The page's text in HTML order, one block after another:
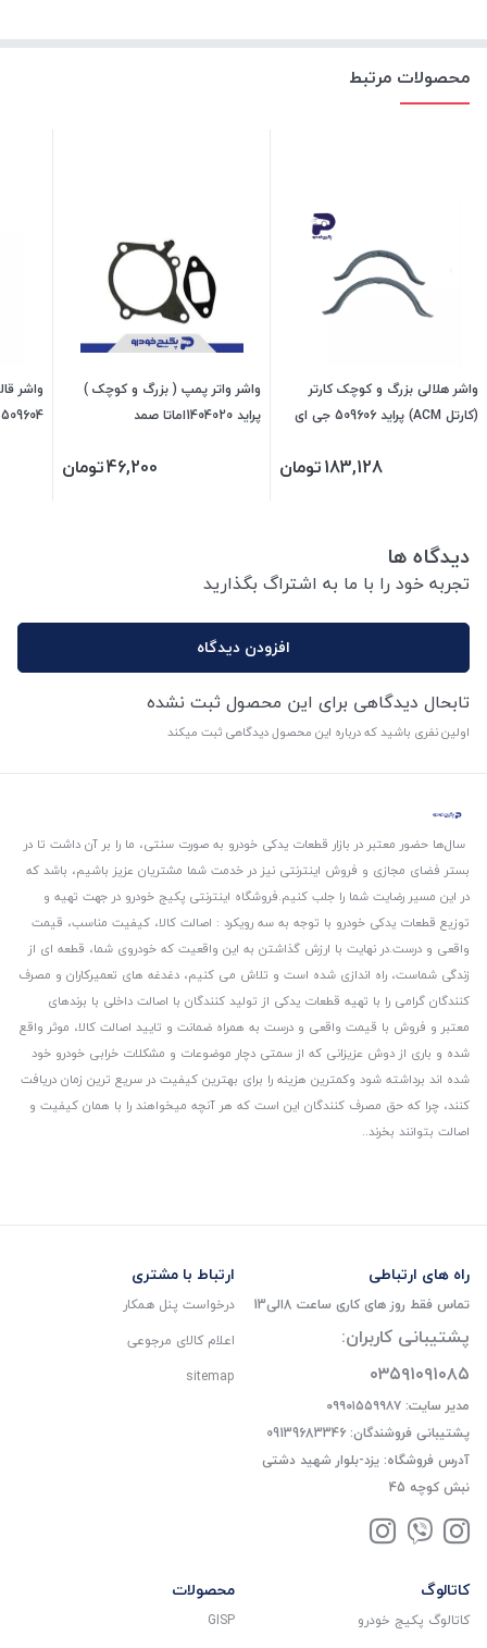
محصولات مرتبط
واشر هلالی بزرگ و کوچک کارتر
(کارتل ACM) پراید 509606 جی ای
183,128تومان
واشر واتر پمپ ( بزرگ و کوچک )
پراید 1404020اماتا صمد
46,200تومان
واشر
509604 جی ای اس پی
دیدگاه ها
تجربه خود را با ما به اشتراگ بگذارید
افزودن دیدگاه
تابحال دیدگاهی برای این محصول ثبت نشده
اولین نفری باشید که درباره این محصول دیدگاهی ثبت میکند
سال‌ها حضور معتبر در بازار قطعات یدکی خودرو به صورت سنتی، ما را بر آن داشت تا در
بستر فضای مجازی و فروش اینترنتی نیز در خدمت شما مشتریان عزیز باشیم، باشد که
در این مسیر رضایت شما را جلب کنیم.فروشگاه اینترنتی پکیج خودرو در جهت تهیه و
توزیع قطعات یدکی خودرو با توجه به سه رویکرد : اصالت کالا، کیفیت مناسب، قیمت
واقعی و درست.در نهایت با ارزش گذاشتن به این واقعیت که خودروی شما، قطعه ای از
زندگی شماست، راه اندازی شده است و تلاش می کنیم، دغدغه های تعمیرکاران و مصرف
کنندگان گرامی را با تهیه قطعات یدکی از تولید کنندگان با اصالت داخلی با برندهای
معتبر و فروش با قیمت واقعی و درست به همراه ضمانت و تایید اصالت کالا، موثر واقع
شده و باری از دوش عزیزانی که از سمتی دچار موضوعات و مشکلات خرابی خودرو خود
شده اند برداشته شود و‌کمترین هزینه را برای بهترین کیفیت در سریع ترین زمان دریافت
کنند، چرا که حق مصرف کنندگان این است که هر آنچه میخواهند را با همان کیفیت و
اصالت بتوانند بخرند..
راه های ارتباطی
تماس فقط روز های کاری ساعت 8الی13
پشتیبانی کاربران:
۰۳۵۹۱۰۹۱۰۸۵
مدیر سایت: ۰۹۹۰۱۵۵۹۹۸۷
پشتیبانی فروشندگان: 09139683346
آدرس فروشگاه: یزد-بلوار شهید دشتی
نبش کوچه 45
ارتباط با مشتری
درخواست پنل همکار
اعلام کالای مرجوعی
sitemap
کاتالوگ
کاتالوگ پکیج خودرو
محصولات
GISP